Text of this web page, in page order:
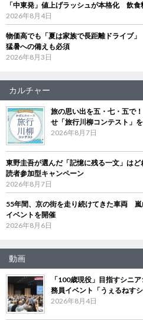
「中東発」値上げラッシュが本格化 飲
2026年8月4日
物価高でも「夏は家族で長距離ドライブ
猛暑への備えも必須
2026年8月3日
カルチャー
旅の思い出を五・七・五で
せ「旅行川柳コンテスト」
2026年8月7日
東野圭吾が選んだ「記憶に残る一文」は
読者参加型キャンペーン
2026年8月7日
55年間、京の街を走り続けてきた車両
イベントを開催
2026年8月6日
動画
「100歳現役」目指すシニ
務員イベント「うぇるねすシ
2026年8月4日